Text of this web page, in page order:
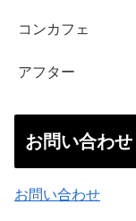
コンカフェ
アフター
お問い合わせ
お問い合わせ